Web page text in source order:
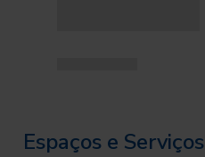
Espaços e Serviços